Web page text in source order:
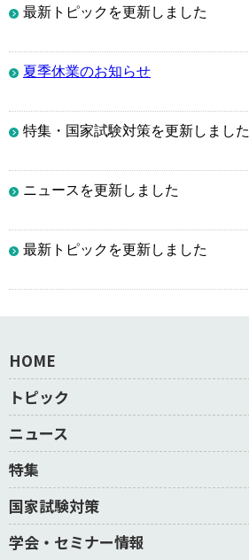
最新トピックを更新しました
夏季休業のお知らせ
特集・国家試験対策を更新しました
ニュースを更新しました
最新トピックを更新しました
HOME
トピック
ニュース
特集
国家試験対策
学会・セミナー情報